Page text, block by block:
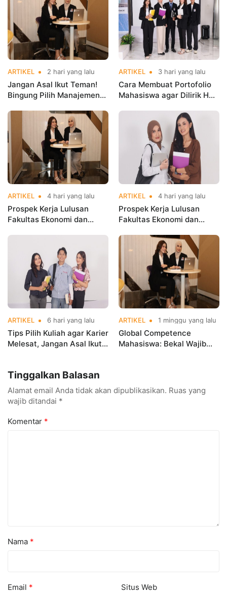
ARTIKEL 2 hari yang lalu
Jangan Asal Ikut Teman!
Bingung Pilih Manajemen
Jawabannya Sebelum
Kamu Salah Jurusan
ARTIKEL 3 hari yang lalu
Cara Membuat Portofolio
Mahasiswa agar Dilirik HRD
ARTIKEL 4 hari yang lalu
Prospek Kerja Lulusan
Fakultas Ekonomi dan
ARTIKEL 4 hari yang lalu
Prospek Kerja Lulusan
Fakultas Ekonomi dan
ARTIKEL 6 hari yang lalu
Tips Pilih Kuliah agar Karier
Melesat, Jangan Asal Ikut
ARTIKEL 1 minggu yang lalu
Global Competence
Mahasiswa: Bekal Wajib
Tinggalkan Balasan
Alamat email Anda tidak akan dipublikasikan. Ruas yang
wajib ditandai *
Komentar *
Nama *
Email * Situs Web